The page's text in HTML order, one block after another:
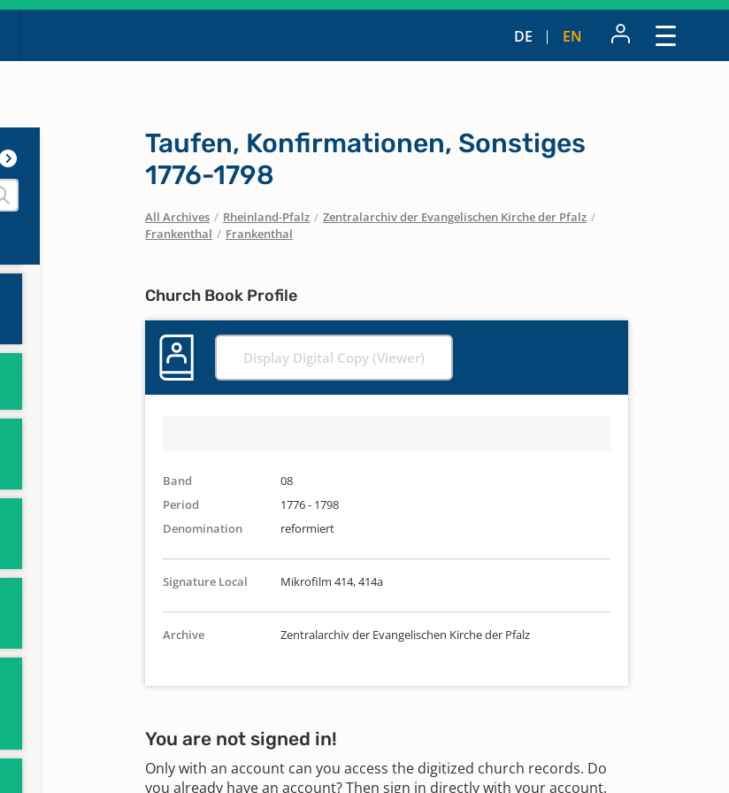
DE EN
Taufen, Konfirmationen, Sonstiges
1776-1798
All Archives / Rheinland-Pfalz / Zentralarchiv der Evangelischen Kirche der Pfalz /
Frankenthal / Frankenthal
Church Book Profile
Display Digital Copy (Viewer)
Band
08
Period
1776 - 1798
Denomination
reformiert
Signature Local Mikrofilm 414, 414a
Archive Zentralarchiv der Evangelischen Kirche der Pfalz
You are not signed in!
Only with an account can you access the digitized church records. Do
you already have an account? Then sign in directly with your account.